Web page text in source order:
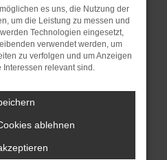
neu.
helfen,
zu beheben.
dem neuesten Stand
birgt nicht nur ein
kann auch dazu
es uns, die Nutzung der
um die Leistung zu messen und
Technologien eingesetzt,
verwendet werden, um
zu verfolgen und um Anzeigen
Interessen relevant sind.
ablehnen